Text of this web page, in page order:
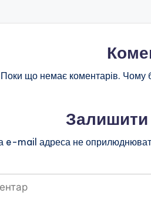
Поки що немає коментарів. Чому
Залишити
e-mail адреса не